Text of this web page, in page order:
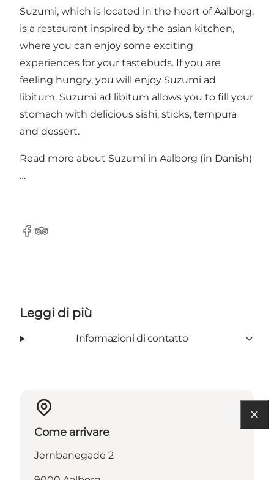
Suzumi, which is located in the heart of Aalborg,
is a restaurant inspired by the asian kitchen,
where you can enjoy some exciting
experiences for your tastebuds. If you are
feeling hungry, you will enjoy Suzumi ad
libitum. Suzumi ad libitum allows you to fill your
stomach with delicious sishi, sticks, tempura
and dessert.
Read more about Suzumi in Aalborg (in Danish)
…
Facebook
Tripadvisor
Leggi di più
Informazioni di contatto
Come arrivare
Jernbanegade 2